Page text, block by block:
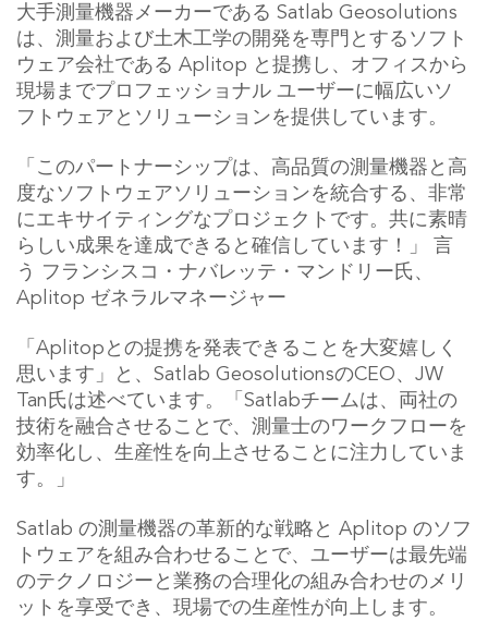
大手測量機器メーカーである Satlab Geosolutions
は、測量および土木工学の開発を専門とするソフト
ウェア会社である Aplitop と提携し、オフィスから
現場までプロフェッショナル ユーザーに幅広いソ
フトウェアとソリューションを提供しています。
「このパートナーシップは、高品質の測量機器と高
度なソフトウェアソリューションを統合する、非常
にエキサイティングなプロジェクトです。共に素晴
らしい成果を達成できると確信しています！」
言
う
フランシスコ・ナバレッテ・マンドリー氏、
Aplitop ゼネラルマネージャー
「Aplitopとの提携を発表できることを大変嬉しく
思います」と、Satlab GeosolutionsのCEO、JW
Tan氏は述べています。「Satlabチームは、両社の
技術を融合させることで、測量士のワークフローを
効率化し、生産性を向上させることに注力していま
す。」
Satlab の測量機器の革新的な戦略と Aplitop のソフ
トウェアを組み合わせることで、ユーザーは最先端
のテクノロジーと業務の合理化の組み合わせのメリ
ットを享受でき、現場での生産性が向上します。